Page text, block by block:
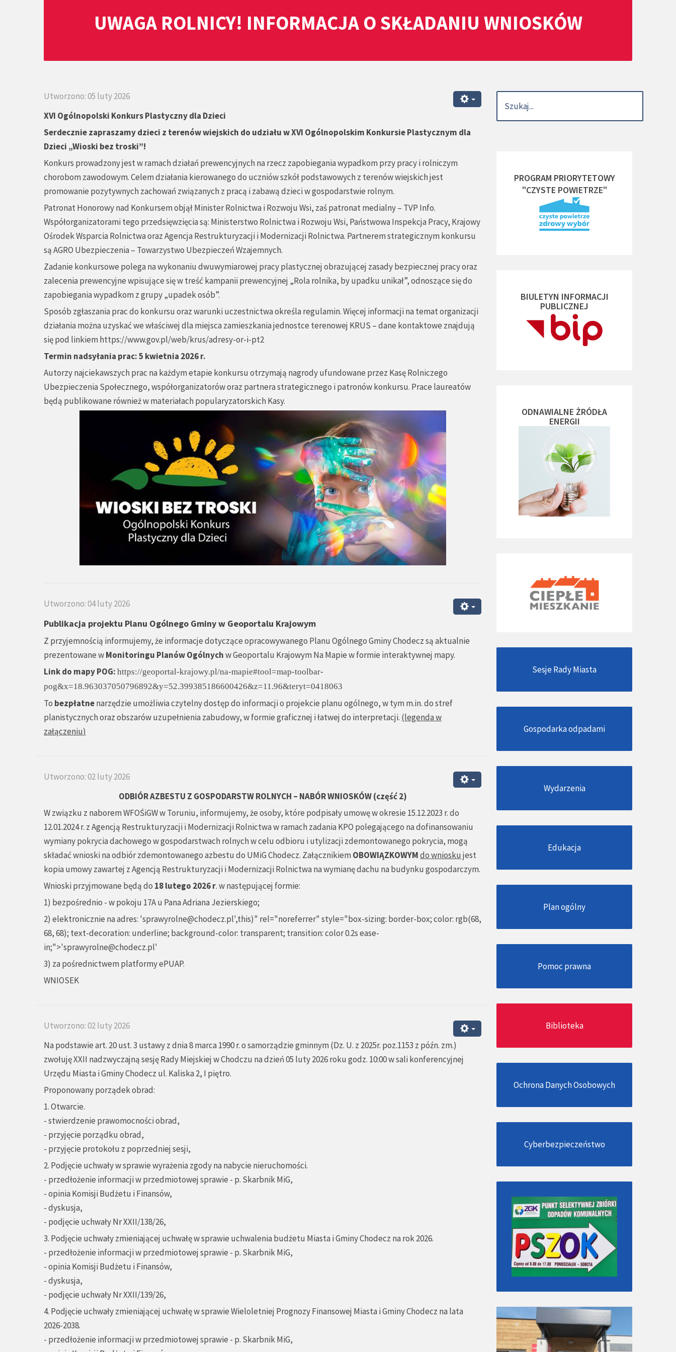
UWAGA ROLNICY! INFORMACJA O SKŁADANIU WNIOSKÓW
Utworzono: 05 luty 2026
XVI Ogólnopolski Konkurs Plastyczny dla Dzieci
Serdecznie zapraszamy dzieci z terenów wiejskich do udziału w XVI Ogólnopolskim Konkursie Plastycznym dla
Dzieci „Wioski bez troski”!
Konkurs prowadzony jest w ramach działań prewencyjnych na rzecz zapobiegania wypadkom przy pracy i rolniczym
chorobom zawodowym. Celem działania kierowanego do uczniów szkół podstawowych z terenów wiejskich jest
promowanie pozytywnych zachowań związanych z pracą i zabawą dzieci w gospodarstwie rolnym.
Patronat Honorowy nad Konkursem objął Minister Rolnictwa i Rozwoju Wsi, zaś patronat medialny – TVP Info.
Współorganizatorami tego przedsięwzięcia są: Ministerstwo Rolnictwa i Rozwoju Wsi, Państwowa Inspekcja Pracy, Krajowy
Ośrodek Wsparcia Rolnictwa oraz Agencja Restrukturyzacji i Modernizacji Rolnictwa. Partnerem strategicznym konkursu
są AGRO Ubezpieczenia – Towarzystwo Ubezpieczeń Wzajemnych.
Zadanie konkursowe polega na wykonaniu dwuwymiarowej pracy plastycznej obrazującej zasady bezpiecznej pracy oraz
zalecenia prewencyjne wpisujące się w treść kampanii prewencyjnej „Rola rolnika, by upadku unikał”, odnoszące się do
zapobiegania wypadkom z grupy „upadek osób”.
Sposób zgłaszania prac do konkursu oraz warunki uczestnictwa określa regulamin. Więcej informacji na temat organizacji
działania można uzyskać we właściwej dla miejsca zamieszkania jednostce terenowej KRUS – dane kontaktowe znajdują
się pod linkiem https://www.gov.pl/web/krus/adresy-or-i-pt2
Termin nadsyłania prac: 5 kwietnia 2026 r.
Autorzy najciekawszych prac na każdym etapie konkursu otrzymają nagrody ufundowane przez Kasę Rolniczego
Ubezpieczenia Społecznego, współorganizatorów oraz partnera strategicznego i patronów konkursu. Prace laureatów
będą publikowane również w materiałach popularyzatorskich Kasy.
Utworzono: 04 luty 2026
Publikacja projektu Planu Ogólnego Gminy w Geoportalu Krajowym
Z przyjemnością informujemy, że informacje dotyczące opracowywanego Planu Ogólnego Gminy Chodecz są aktualnie
prezentowane wMonitoringu Planów Ogólnychw Geoportalu Krajowym Na Mapie w formie interaktywnej mapy.
Link do mapy POG: https://geoportal-krajowy.pl/na-mapie#tool=map-toolbar-
pog&x=18.963037050796892&y=52.399385186600426&z=11.96&teryt=0418063
To bezpłatnenarzędzie umożliwia czytelny dostęp do informacji o projekcie planu ogólnego, w tym m.in. do stref
planistycznych oraz obszarów uzupełnienia zabudowy, w formie graficznej i łatwej do interpretacji. (legenda w
załączeniu)
Utworzono: 02 luty 2026
ODBIÓR AZBESTU Z GOSPODARSTW ROLNYCH – NABÓR WNIOSKÓW (część 2)
W związku z naborem WFOŚiGW w Toruniu, informujemy, że osoby, które podpisały umowę w okresie 15.12.2023 r. do
12.01.2024 r. z Agencją Restrukturyzacji i Modernizacji Rolnictwa w ramach zadania KPO polegającego na dofinansowaniu
wymiany pokrycia dachowego w gospodarstwach rolnych w celu odbioru i utylizacji zdemontowanego pokrycia, mogą
składać wnioski na odbiór zdemontowanego azbestu do UMiG Chodecz. Załącznikiem OBOWIĄZKOWYMdo wniosku jest
kopia umowy zawartej z Agencją Restrukturyzacji i Modernizacji Rolnictwa na wymianę dachu na budynku gospodarczym.
Wnioski przyjmowane będą do 18 lutego 2026 r. w następującej formie:
1) bezpośrednio - w pokoju 17A u Pana Adriana Jezierskiego;
2) elektronicznie na adres: 'sprawyrolne@chodecz.pl',this)" rel="noreferrer" style="box-sizing: border-box; color: rgb(68,
68, 68); text-decoration: underline; background-color: transparent; transition: color 0.2s ease-
in;">'sprawyrolne@chodecz.pl'
3) za pośrednictwem platformy ePUAP.
WNIOSEK
Utworzono: 02 luty 2026
Na podstawie art. 20 ust. 3 ustawy z dnia 8 marca 1990 r. o samorządzie gminnym (Dz. U. z 2025r. poz.1153 z późn. zm.)
zwołuję XXII nadzwyczajną sesję Rady Miejskiej w Chodczu na dzień 05 luty 2026 roku godz. 10:00 w sali konferencyjnej
Urzędu Miasta i Gminy Chodecz ul. Kaliska 2, I piętro.
Proponowany porządek obrad:
1. Otwarcie.
- stwierdzenie prawomocności obrad,
- przyjęcie porządku obrad,
- przyjęcie protokołu z poprzedniej sesji,
2. Podjęcie uchwały w sprawie wyrażenia zgody na nabycie nieruchomości.
- przedłożenie informacji w przedmiotowej sprawie - p. Skarbnik MiG,
- opinia Komisji Budżetu i Finansów,
- dyskusja,
- podjęcie uchwały Nr XXII/138/26,
3. Podjęcie uchwały zmieniającej uchwałę w sprawie uchwalenia budżetu Miasta i Gminy Chodecz na rok 2026.
- przedłożenie informacji w przedmiotowej sprawie - p. Skarbnik MiG,
- opinia Komisji Budżetu i Finansów,
- dyskusja,
- podjęcie uchwały Nr XXII/139/26,
4. Podjęcie uchwały zmieniającej uchwałę w sprawie Wieloletniej Prognozy Finansowej Miasta i Gminy Chodecz na lata
2026-2038.
- przedłożenie informacji w przedmiotowej sprawie - p. Skarbnik MiG,
PROGRAM PRIORYTETOWY
"CZYSTE POWIETRZE"
BIULETYN INFORMACJI
PUBLICZNEJ
ODNAWIALNE ŻRÓDŁA
ENERGII
Sesje Rady Miasta
Gospodarka odpadami
Wydarzenia
Edukacja
Plan ogólny
Pomoc prawna
Biblioteka
Ochrona Danych Osobowych
Cyberbezpieczeństwo